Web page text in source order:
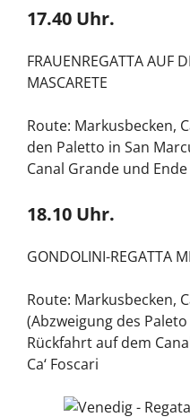
17.40 Uhr.
FRAUENREGATTA AUF
MASCARETE
Route: Markusbecken,
den Paletto in San
Canal Grande und Ende
18.10 Uhr.
GONDOLINI-REGATTA
Route: Markusbecken,
(Abzweigung des
Rückfahrt auf dem
Ca‘ Foscari